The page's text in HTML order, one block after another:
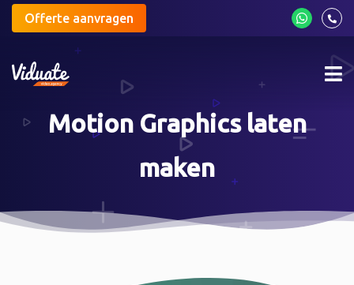
Offerte aanvragen
Motion Graphics laten
maken